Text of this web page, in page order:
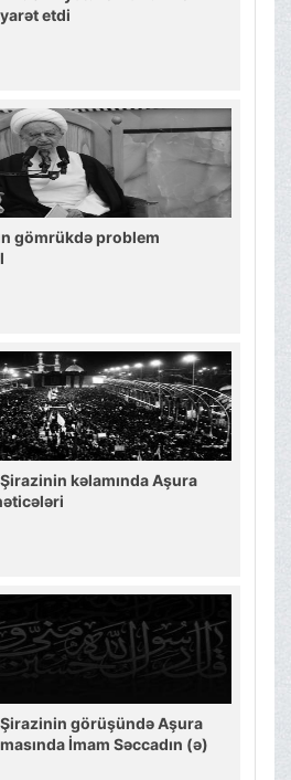
etdi
gömrükdə problem
kəlamında Aşura
görüşündə Aşura
İmam Səccadın (ə)